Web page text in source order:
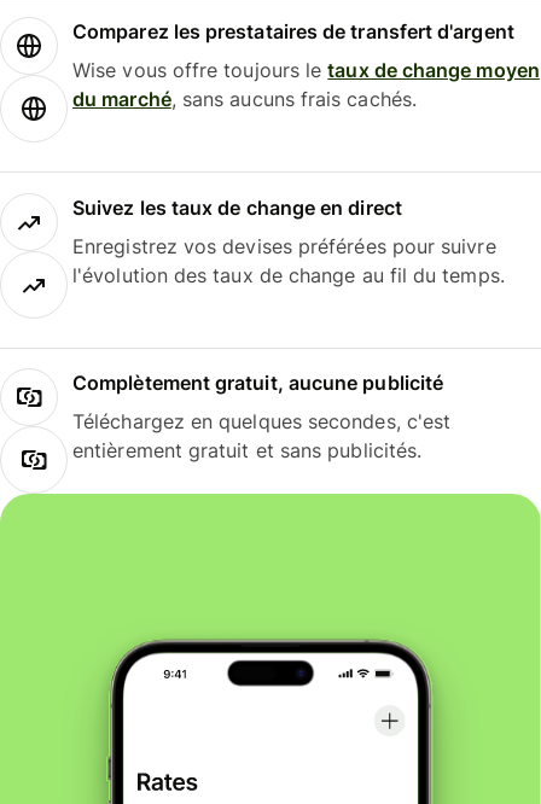
Comparez les prestataires de transfert d'argent
Wise vous offre toujours letaux de change moyen
du marché, sans aucuns frais cachés.
Suivez les taux de change en direct
Enregistrez vos devises préférées pour suivre
l'évolution des taux de change au fil du temps.
Complètement gratuit, aucune publicité
Téléchargez en quelques secondes, c'est
entièrement gratuit et sans publicités.